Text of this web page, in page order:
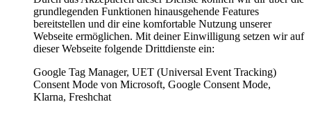
grundlegenden Funktionen hinausgehende Features
bereitstellen und dir eine komfortable Nutzung unserer
Webseite ermöglichen. Mit deiner Einwilligung setzen wir auf
dieser Webseite folgende Drittdienste ein:
Google Tag Manager, UET (Universal Event Tracking)
Consent Mode von Microsoft, Google Consent Mode,
Klarna, Freshchat